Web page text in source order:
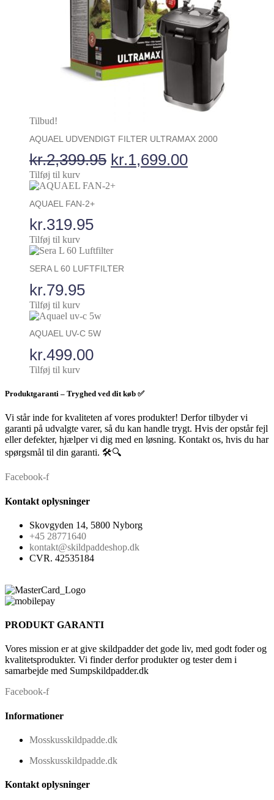
Tilbud!
AQUAEL UDVENDIGT FILTER ULTRAMAX 2000
kr.2,399.95 Den
oprindelige
kr.1,699.00Den
Tilføj til kurv
AQUAEL FAN-2+
kr.319.95
Tilføj til kurv
SERA L 60 LUFTFILTER
kr.79.95
Tilføj til kurv
AQUAEL UV-C 5W
kr.499.00
Tilføj til kurv
Produktgaranti – Tryghed ved dit køb ✅
Vi står inde for kvaliteten af vores produkter! Derfor tilbyder vi
garanti på udvalgte varer, så du kan handle trygt. Hvis der opstår fejl
eller defekter, hjælper vi dig med en løsning. Kontakt os, hvis du har
spørgsmål til din garanti. 🛠️🔍
Facebook-f
Kontakt oplysninger
Skovgyden 14, 5800 Nyborg
+45 28771640
kontakt@skildpaddeshop.dk
CVR. 42535184
PRODUKT GARANTI
Vores mission er at give skildpadder det gode liv, med godt foder og
kvalitetsprodukter. Vi finder derfor produkter og tester dem i
samarbejde med Sumpskildpadder.dk
Facebook-f
Informationer
Mosskusskildpadde.dk
Mosskusskildpadde.dk
Kontakt oplysninger